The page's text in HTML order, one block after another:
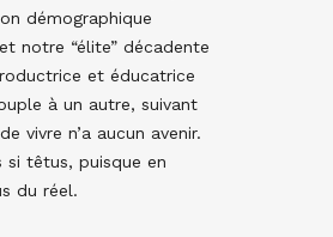
démographique
notre “élite” décadente
et éducatrice
à un autre, suivant
vivre n’a aucun avenir.
si têtus, puisque en
du réel.